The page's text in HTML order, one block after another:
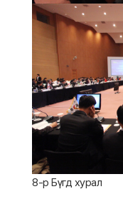
8-р Бүгд хурал